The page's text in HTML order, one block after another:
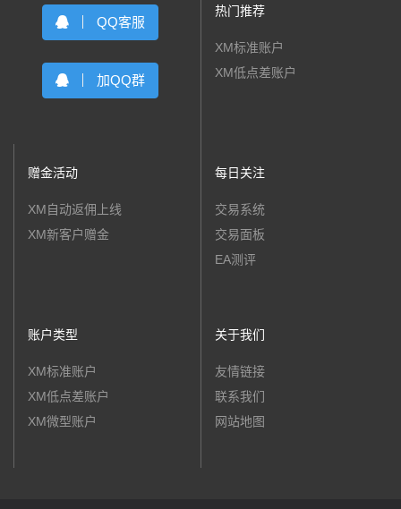
QQ客服
加QQ群
热门推荐
XM标准账户
XM低点差账户
赠金活动
XM自动返佣上线
XM新客户赠金
每日关注
交易系统
交易面板
EA测评
账户类型
XM标准账户
XM低点差账户
XM微型账户
关于我们
友情链接
联系我们
网站地图